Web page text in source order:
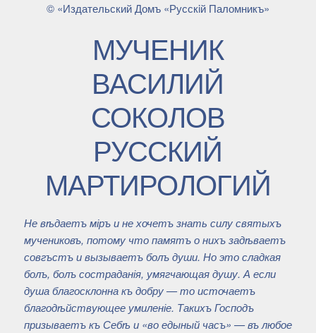
© «Издательский Домъ «Русскiй Паломникъ»
МУЧЕНИК
ВАСИЛИЙ
СОКОЛОВ
РУССКИЙ
МАРТИРОЛОГИЙ
Не вѣдаетъ міръ и не хочетъ знать силу святыхъ
мучениковъ, потому что памятъ о нихъ задѣваетъ
совгъстъ и вызываетъ болъ души. Но это сладкая
болъ, болъ состраданія, умягчающая душу. А если
душа благосклонна къ добру — то источаетъ
благодѣйствующее умиленіе. Такихъ Господъ
призываетъ къ Себѣ и «во едыный часъ» — въ любое